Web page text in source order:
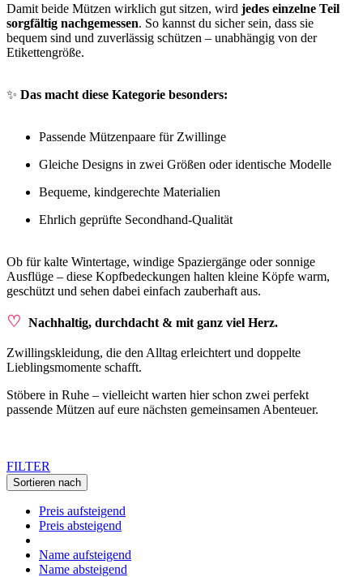
Damit beide Mützen wirklich gut sitzen, wird jedes einzelne Teil
sorgfältig nachgemessen. So kannst du sicher sein, dass sie
bequem sind und zuverlässig schützen – unabhängig von der
Etikettengröße.
✨ Das macht diese Kategorie besonders:
Passende Mützenpaare für Zwillinge
Gleiche Designs in zwei Größen oder identische Modelle
Bequeme, kindgerechte Materialien
Ehrlich geprüfte Secondhand-Qualität
Ob für kalte Wintertage, windige Spaziergänge oder sonnige
Ausflüge – diese Kopfbedeckungen halten kleine Köpfe warm,
geschützt und sehen dabei einfach zauberhaft aus.
♡ Nachhaltig, durchdacht & mit ganz viel Herz.
Zwillingskleidung, die den Alltag erleichtert und doppelte
Lieblingsmomente schafft.
Stöbere in Ruhe – vielleicht warten hier schon zwei perfekt
passende Mützen auf eure nächsten gemeinsamen Abenteuer.
FILTER
Sortieren nach
Preis aufsteigend
Preis absteigend
Name aufsteigend
Name absteigend